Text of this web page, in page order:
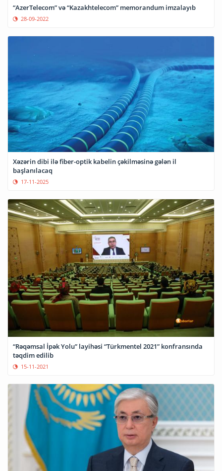
“AzerTelecom” və “Kazakhtelecom” memorandum imzalayıb
28-09-2022
Xəzərin dibi ilə fiber-optik kabelin çəkilməsinə gələn il
başlanılacaq
17-11-2025
“Rəqəmsal İpək Yolu” layihəsi “Türkmentel 2021” konfransında
təqdim edilib
15-11-2021